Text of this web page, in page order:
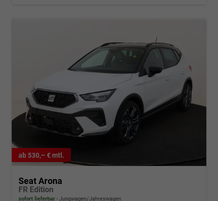
ab 530,– € mtl.
Seat Arona
FR Edition
sofort lieferbar Jungwagen/Jahreswagen